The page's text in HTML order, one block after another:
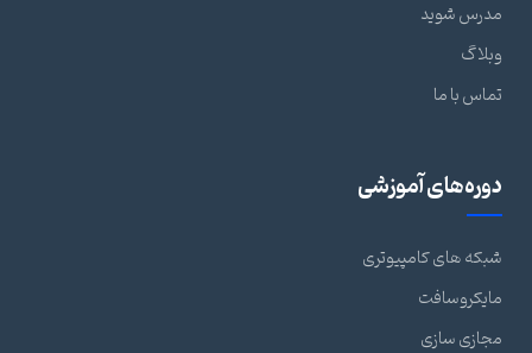
مدرس شوید
وبلاگ
تماس با ما
دوره‌های آموزشی
شبکه های کامپیوتری
مایکروسافت
مجازی سازی